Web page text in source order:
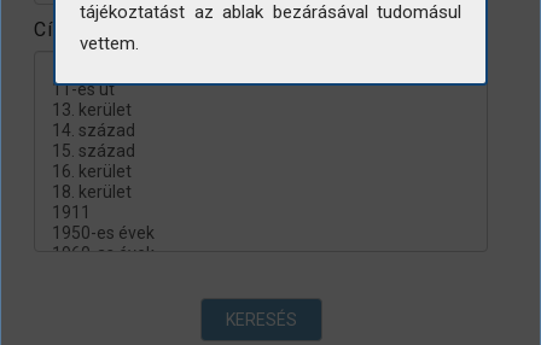
Címke
KERESÉS
tájékoztatást az ablak bezárásával tudomásul
vettem.